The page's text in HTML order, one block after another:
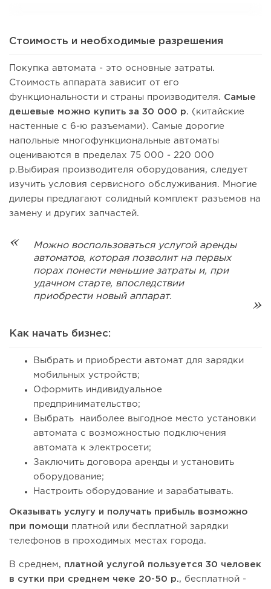
Стоимость и необходимые разрешения
Покупка автомата - это основные затраты.
Стоимость аппарата зависит от его
функциональности и страны производителя. Самые
дешевые можно купить за 30 000 р. (китайские
настенные с 6-ю разъемами). Самые дорогие
напольные многофункциональные автоматы
оцениваются в пределах 75 000 - 220 000
р.Выбирая производителя оборудования, следует
изучить условия сервисного обслуживания. Многие
дилеры предлагают солидный комплект разъемов на
замену и других запчастей.
Можно воспользоваться услугой аренды
автоматов, которая позволит на первых
порах понести меньшие затраты и, при
удачном старте, впоследствии
приобрести новый аппарат.
Как начать бизнес:
Выбрать и приобрести автомат для зарядки
мобильных устройств;
Оформить индивидуальное
предпринимательство;
Выбрать наиболее выгодное место установки
автомата с возможностью подключения
автомата к электросети;
Заключить договора аренды и установить
оборудование;
Настроить оборудование и зарабатывать.
Оказывать услугу и получать прибыль возможно
при помощи платной или бесплатной зарядки
телефонов в проходимых местах города.
В среднем, платной услугой пользуется 30 человек
в сутки при среднем чеке 20-50 р., бесплатной -